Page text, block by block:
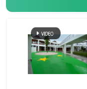
Elektrische
Pvc-Sporten het